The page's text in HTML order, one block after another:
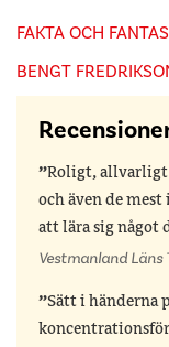
FAKTA OCH
BENGT
Roligt, allvarligt
och även de
att lära sig något
Vestmanland Läns
Sätt i händerna